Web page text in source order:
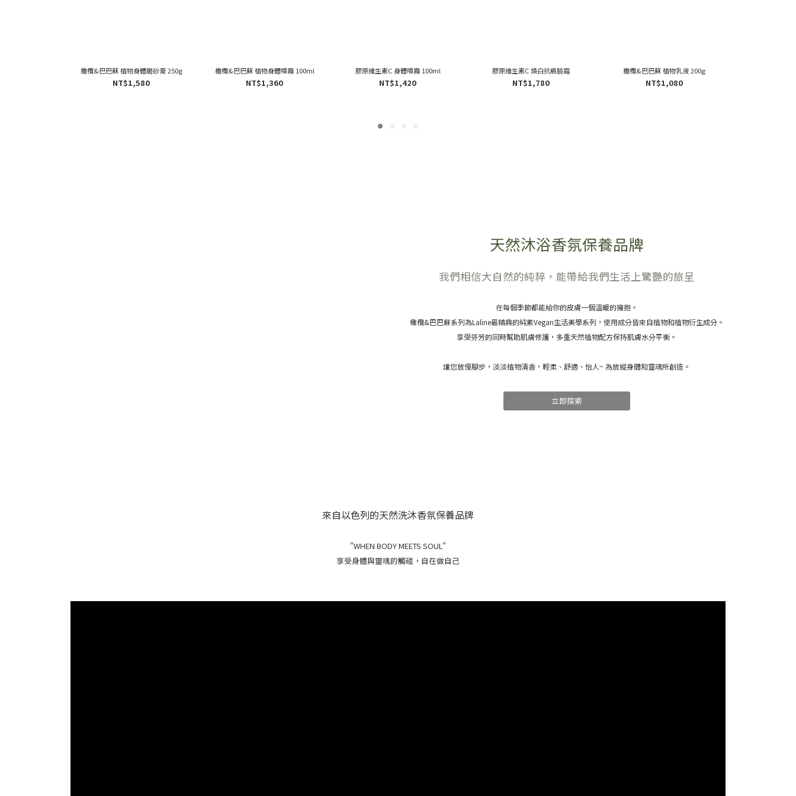
橄欖&巴巴蘇 植物身體磨砂膏 250g
NT$1,580
橄欖&巴巴蘇 植物身體噴霧 100ml
NT$1,360
膠原維生素C 身體噴霧 100ml
NT$1,420
膠原維生素C 煥白抗痕臉霜
NT$1,780
橄欖&巴巴蘇 植物乳液 200g
NT$1,080
天然沐浴香氛保養品牌
我們相信大自然的純粹，能帶給我們生活上驚艷的旅呈
在每個季節都能給你的皮膚一個溫暖的擁抱。
橄欖&巴巴蘇系列為Laline最精典的純素Vegan生活美學系列，使用成分皆來自植物和植物衍生成分。
享受芬芳的同時幫助肌膚修護， 多重天然植物配方保持肌膚水分平衡。
讓您放慢腳步，淡淡植物清香，輕柔、舒適、怡人~ 為放縱身體和靈魂所創造。
立即探索
來自以色列的天然洗沐香氛保養品牌
"WHEN BODY MEETS SOUL"
享受身體與靈魂的觸碰，自在做自己